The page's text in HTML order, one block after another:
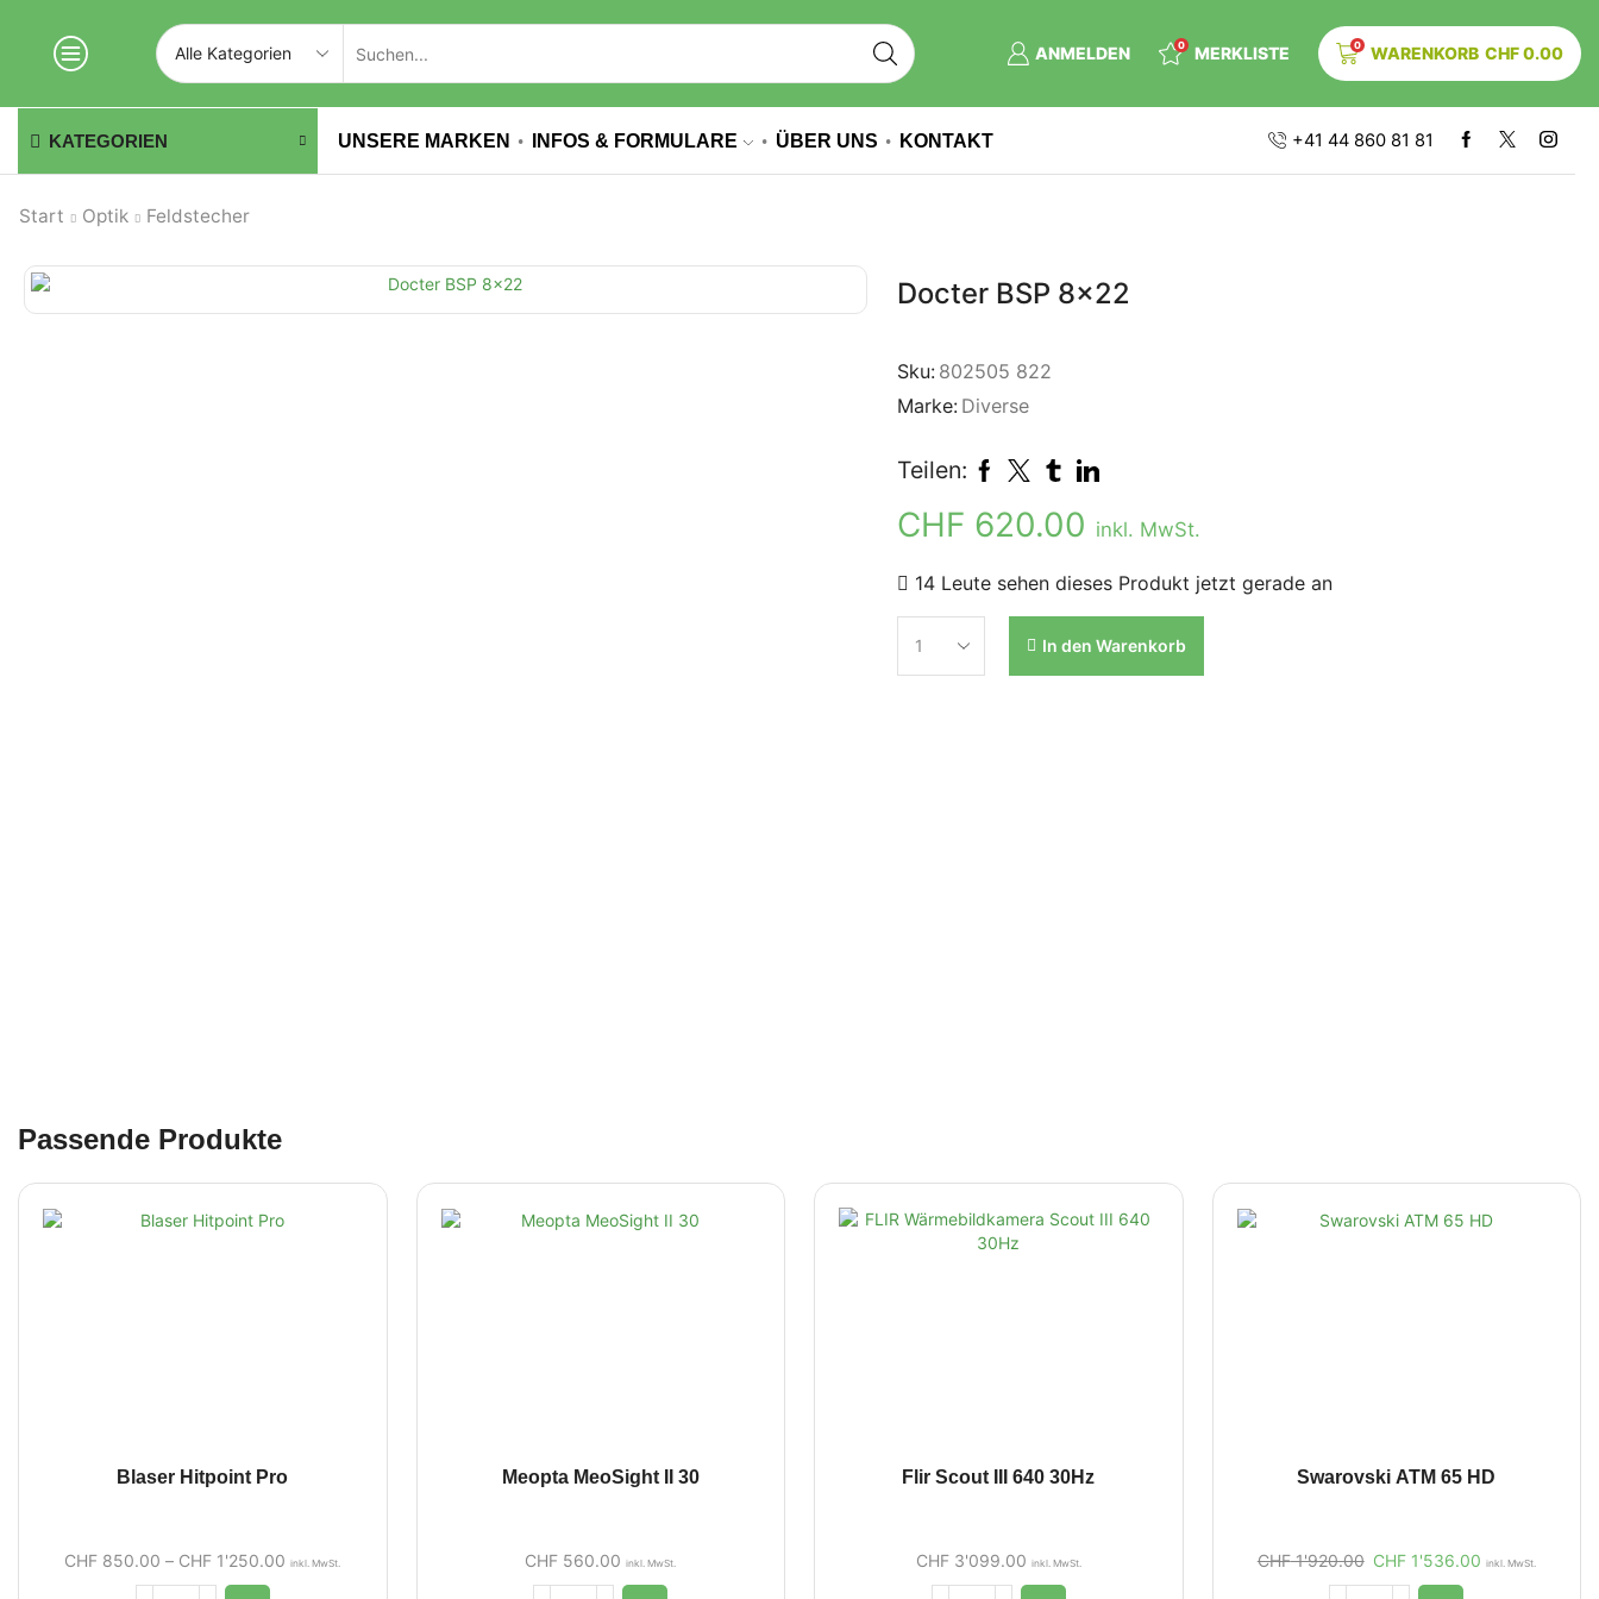
ANMELDEN 0 MERKLISTE 0 WARENKORB CHF0.00
KATEGORIEN UNSERE MARKEN INFOS & FORMULARE ÜBER UNS KONTAKT +41 44 860 81 81
Start Optik Feldstecher
Docter BSP 8×22
Sku: 802505 822
Marke: Diverse
Teilen:
CHF 620.00 inkl. MwSt.
14 Leute sehen dieses Produkt jetzt gerade an
In den Warenkorb
Passende Produkte
Blaser Hitpoint Pro
CHF 850.00 – CHF 1'250.00 inkl. MwSt.
Meopta MeoSight II 30
CHF 560.00 inkl. MwSt.
Flir Scout III 640 30Hz
CHF3'099.00 inkl. MwSt.
Swarovski ATM 65 HD
CHF1'920.00 CHF1'536.00 inkl. MwSt.